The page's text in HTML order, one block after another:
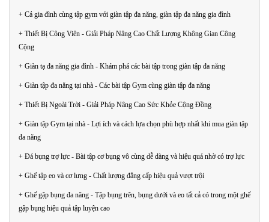
+ Cả gia đình cùng tập gym với giàn tập đa năng, giàn tập đa năng gia đình
+ Thiết Bị Công Viên - Giải Pháp Nâng Cao Chất Lượng Không Gian Công
Cộng
+ Giàn tạ đa năng gia đình - Khám phá các bài tập trong giàn tập đa năng
+ Giàn tập đa năng tại nhà - Các bài tập Gym cùng giàn tập đa năng
+ Thiết Bị Ngoài Trời - Giải Pháp Nâng Cao Sức Khỏe Cộng Đồng
+ Giàn tập Gym tại nhà - Lợi ích và cách lựa chọn phù hợp nhất khi mua giàn tập
đa năng
+ Đá bụng trợ lực - Bài tập cơ bụng vô cùng dễ dàng và hiệu quả nhờ có trợ lực
+ Ghế tập eo và cơ lưng - Chất lượng đẳng cấp hiệu quả vượt trội
+ Ghế gập bụng đa năng - Tập bụng trên, bụng dưới và eo tất cả có trong một ghế
gập bụng hiệu quả tập luyện cao